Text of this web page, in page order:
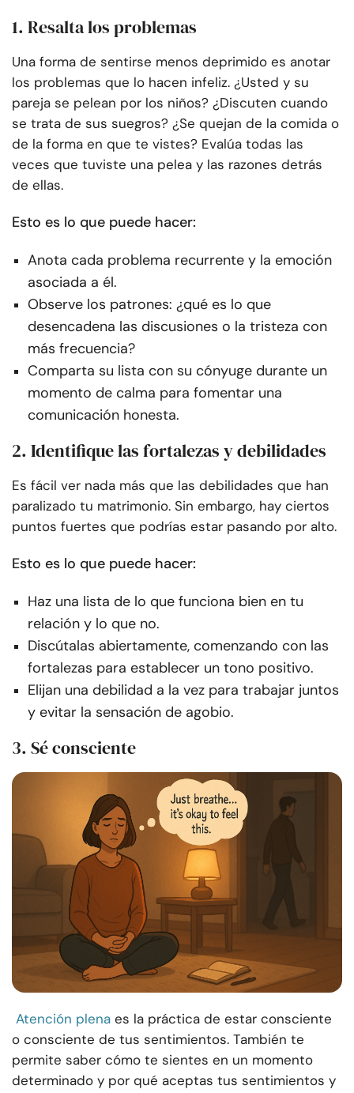
1. Resalta los problemas
Una forma de sentirse menos deprimido es anotar
los problemas que lo hacen infeliz. ¿Usted y su
pareja se pelean por los niños? ¿Discuten cuando
se trata de sus suegros? ¿Se quejan de la comida o
de la forma en que te vistes? Evalúa todas las
veces que tuviste una pelea y las razones detrás
de ellas.
Esto es lo que puede hacer:
Anota cada problema recurrente y la emoción
asociada a él.
Observe los patrones: ¿qué es lo que
desencadena las discusiones o la tristeza con
más frecuencia?
Comparta su lista con su cónyuge durante un
momento de calma para fomentar una
comunicación honesta.
2. Identifique las fortalezas y debilidades
Es fácil ver nada más que las debilidades que han
paralizado tu matrimonio. Sin embargo, hay ciertos
puntos fuertes que podrías estar pasando por alto.
Esto es lo que puede hacer:
Haz una lista de lo que funciona bien en tu
relación y lo que no.
Discútalas abiertamente, comenzando con las
fortalezas para establecer un tono positivo.
Elijan una debilidad a la vez para trabajar juntos
y evitar la sensación de agobio.
3. Sé consciente
Atención plena es la práctica de estar consciente
o consciente de tus sentimientos. También te
permite saber cómo te sientes en un momento
determinado y por qué aceptas tus sentimientos y